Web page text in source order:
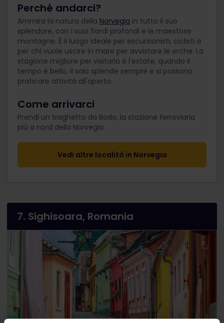
Perché andarci?
Ammira la natura della Norvegia in tutto il suo
splendore, con i suoi fiordi profondi e le maestose
montagne. È il luogo ideale per escursionisti, ciclisti e
per chi vuole uscire in mare per avvistare le orche. La
stagione migliore per visitarla è l'estate, quando il
tempo è bello, il solo splende sempre e si possono
praticare attività all'aperto.
Come arrivarci
Prendi un traghetto da Bodo, la stazione ferroviaria
più a nord della Norvegia.
Vedi altre località in Norvegia
7. Sighisoara, Romania